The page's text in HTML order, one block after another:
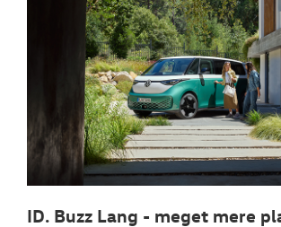
ID. Buzz Lang - meget mere